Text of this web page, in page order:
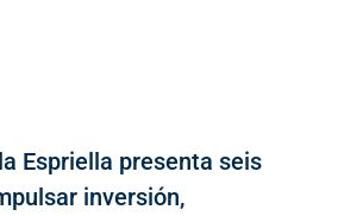
Espriella presenta seis
inversión,